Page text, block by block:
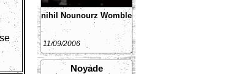
nihil Nounourz Womble
11/09/2006
Noyade